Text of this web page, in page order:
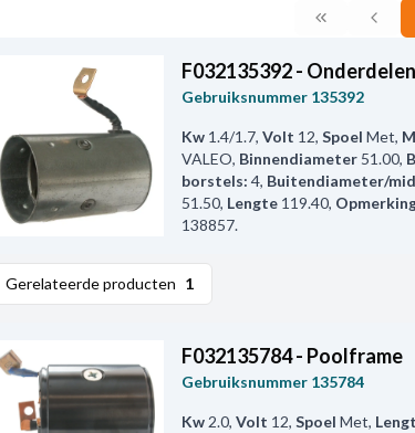
F032135392 -
Gebruiksnummer 135392
Kw 1.4/1.7, Volt 12, Spoel Met,
VALEO, Binnendiameter 51.00,
borstels: 4, Buitendiameter/
51.50, Lengte 119.40,
138857.
Gerelateerde producten 1
F032135784 - Poolframe
Gebruiksnummer 135784
Kw 2.0, Volt 12, Spoel Met,